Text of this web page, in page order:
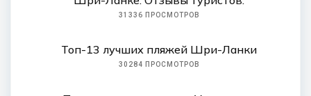
31336 ПРОСМОТРОВ
Топ-13 лучших пляжей Шри-Ланки
30284 ПРОСМОТРОВ